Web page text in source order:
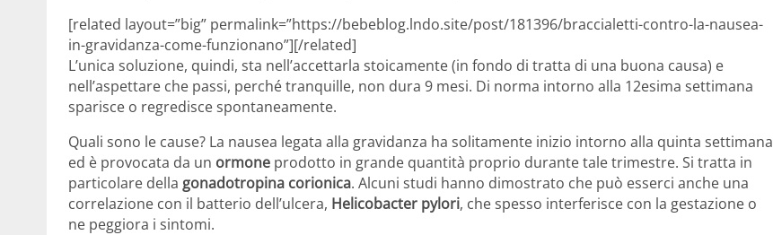
[related layout=”big” permalink=”https://bebeblog.lndo.site/post/181396/braccialetti-contro-la-nausea-
in-gravidanza-come-funzionano”][/related]
L’unica soluzione, quindi, sta nell’accettarla stoicamente (in fondo di tratta di una buona causa) e
nell’aspettare che passi, perché tranquille, non dura 9 mesi. Di norma intorno alla 12esima settimana
sparisce o regredisce spontaneamente.
Quali sono le cause? La nausea legata alla gravidanza ha solitamente inizio intorno alla quinta settimana
ed è provocata da un ormone prodotto in grande quantità proprio durante tale trimestre. Si tratta in
particolare della gonadotropina corionica. Alcuni studi hanno dimostrato che può esserci anche una
correlazione con il batterio dell’ulcera, Helicobacter pylori, che spesso interferisce con la gestazione o
ne peggiora i sintomi.